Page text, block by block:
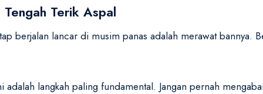
Terik Aspal
berjalan lancar di musim panas adalah merawat bannya.
adalah langkah paling fundamental. Jangan pernah